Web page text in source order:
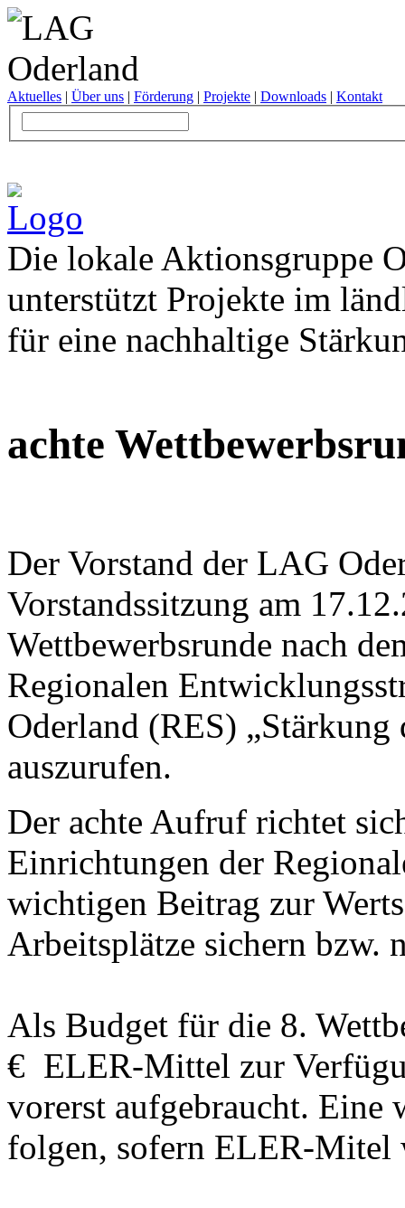
Aktuelles | Über uns | Förderung | Projekte | Downloads | Kontakt
Die lokale Aktionsgruppe
unterstützt Projekte im
für eine nachhaltige
achte
Der Vorstand der LAG
Vorstandssitzung am
Wettbewerbsrunde nach
Regionalen
Oderland (RES)
auszurufen.
Der achte Aufruf richtet
Einrichtungen der
wichtigen Beitrag zur
Arbeitsplätze sichern bzw.
Als Budget für die 8.
€ ELER-Mittel zur
vorerst aufgebraucht. Eine
folgen, sofern ELER-Mitel